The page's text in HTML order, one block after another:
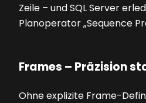
Zeile – und SQL Server
Planoperator „Sequence
Frames – Präzision
Ohne explizite Frame-